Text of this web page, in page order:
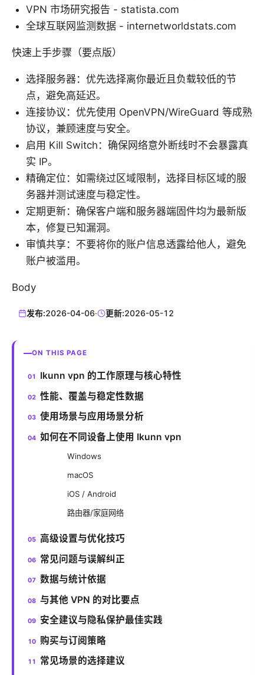
VPN 市场研究报告 - statista.com
全球互联网监测数据 - internetworldstats.com
快速上手步骤（要点版）
选择服务器：优先选择离你最近且负载较低的节
点，避免高延迟。
连接协议：优先使用 OpenVPN/WireGuard 等成熟
协议，兼顾速度与安全。
启用 Kill Switch：确保网络意外断线时不会暴露真
实 IP。
精确定位：如需绕过区域限制，选择目标区域的服
务器并测试速度与稳定性。
定期更新：确保客户端和服务器端固件均为最新版
本，修复已知漏洞。
审慎共享：不要将你的账户信息透露给他人，避免
账户被滥用。
Body
发布:2026-04-06· 更新:2026-05-12
ON THIS PAGE
Ikunn vpn 的工作原理与核心特性
性能、覆盖与稳定性数据
使用场景与应用场景分析
如何在不同设备上使用 Ikunn vpn
Windows
macOS
iOS / Android
路由器/家庭网络
高级设置与优化技巧
常见问题与误解纠正
数据与统计依据
与其他 VPN 的对比要点
安全建议与隐私保护最佳实践
购买与订阅策略
常见场景的选择建议